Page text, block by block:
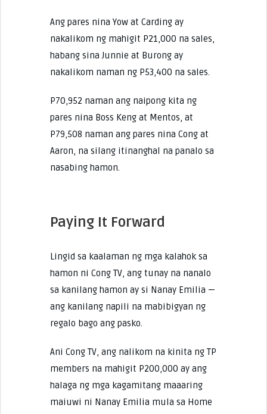
Ang pares nina Yow at Carding ay
nakalikom ng mahigit P21,000 na sales,
habang sina Junnie at Burong ay
nakalikom naman ng P53,400 na sales.
P70,952 naman ang naipong kita ng
pares nina Boss Keng at Mentos, at
P79,508 naman ang pares nina Cong at
Aaron, na silang itinanghal na panalo sa
nasabing hamon.
Paying It Forward
Lingid sa kaalaman ng mga kalahok sa
hamon ni Cong TV, ang tunay na nanalo
sa kanilang hamon ay si Nanay Emilia —
ang kanilang napili na mabibigyan ng
regalo bago ang pasko.
Ani Cong TV, ang nalikom na kinita ng TP
members na mahigit P200,000 ay ang
halaga ng mga kagamitang maaaring
maiuwi ni Nanay Emilia mula sa Home